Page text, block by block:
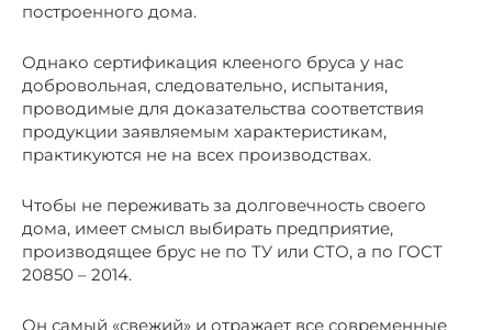
построенного дома.
Однако сертификация клееного бруса у нас
добровольная, следовательно, испытания,
проводимые для доказательства соответствия
продукции заявляемым характеристикам,
практикуются не на всех производствах.
Чтобы не переживать за долговечность своего
дома, имеет смысл выбирать предприятие,
производящее брус не по ТУ или СТО, а по ГОСТ
20850 – 2014.
Он самый «свежий» и отражает все современные